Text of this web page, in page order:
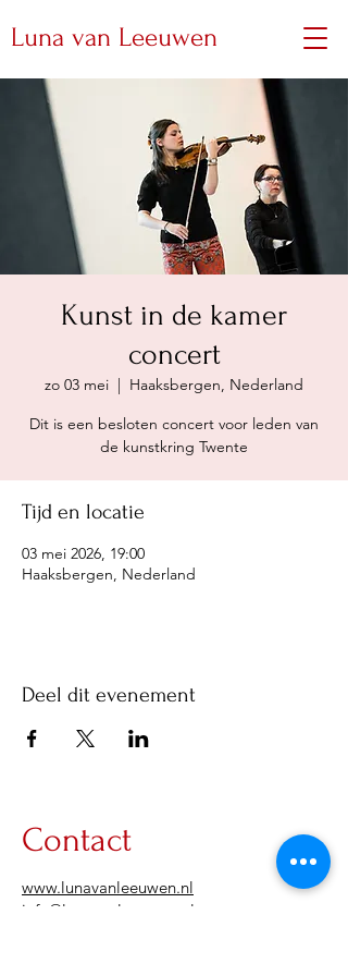
Luna van Leeuwen
Kunst in de kamer
concert
zo 03 mei
  |
Haaksbergen, Nederland
Dit is een besloten concert voor leden van
de kunstkring Twente
Tijd en locatie
03 mei 2026, 19:00
Haaksbergen, Nederland
Deel dit evenement
Contact
www.lunavanleeuwen.nl
info@lunavanleeuwen.nl